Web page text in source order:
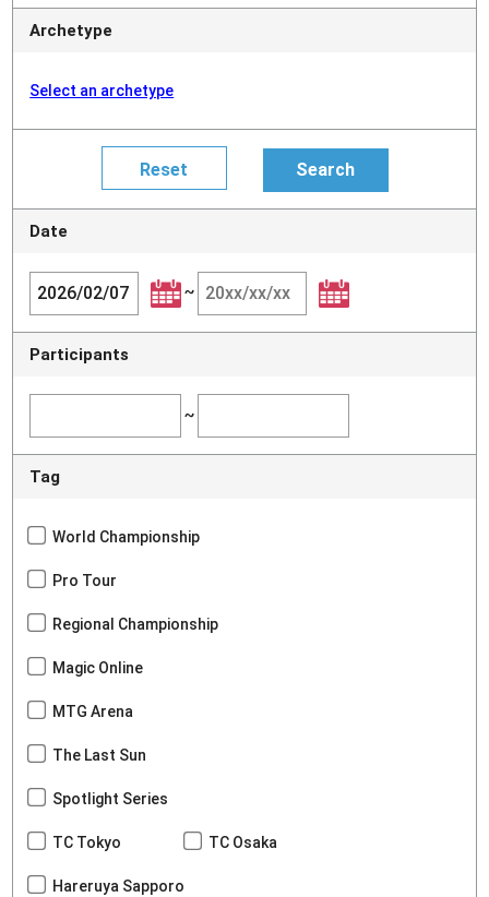
Archetype
Select an archetype
Date
~
Participants
~
Tag
World Championship
Pro Tour
Regional Championship
Magic Online
MTG Arena
The Last Sun
Spotlight Series
TC Tokyo TC Osaka
Hareruya Sapporo